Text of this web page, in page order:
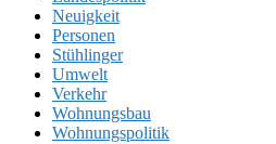
Neuigkeit
Personen
Stühlinger
Umwelt
Verkehr
Wohnungsbau
Wohnungspolitik